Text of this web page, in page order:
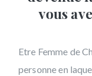
vous
Etre Femme de
personne en